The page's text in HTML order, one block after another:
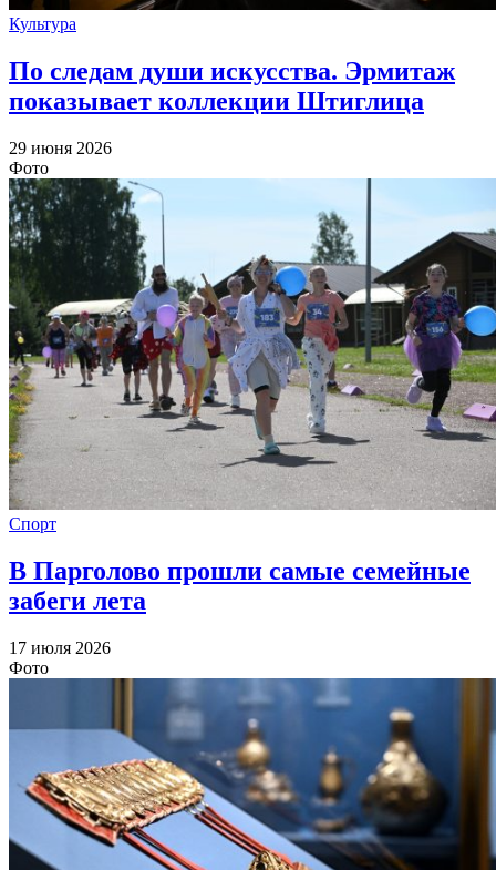
Культура
По следам души искусства. Эрмитаж
показывает коллекции Штиглица
29 июня 2026
Фото
Спорт
В Парголово прошли самые семейные
забеги лета
17 июля 2026
Фото